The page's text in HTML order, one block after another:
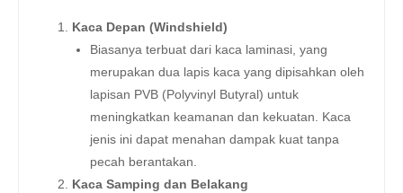
Kaca Depan (Windshield)
Biasanya terbuat dari kaca laminasi, yang
merupakan dua lapis kaca yang dipisahkan oleh
lapisan PVB (Polyvinyl Butyral) untuk
meningkatkan keamanan dan kekuatan. Kaca
jenis ini dapat menahan dampak kuat tanpa
pecah berantakan.
Kaca Samping dan Belakang